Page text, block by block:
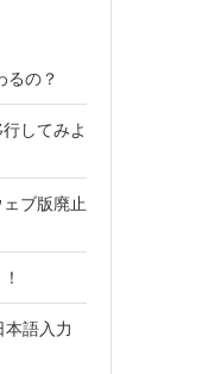
るの？
してみよ
ブ版廃止
語入力